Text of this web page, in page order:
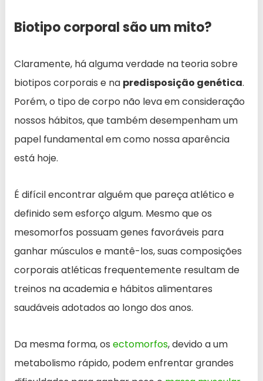
Biotipo corporal são um mito?
Claramente, há alguma verdade na teoria sobre
biotipos corporais e na predisposição genética.
Porém, o tipo de corpo não leva em consideração
nossos hábitos, que também desempenham um
papel fundamental em como nossa aparência
está hoje.
É difícil encontrar alguém que pareça atlético e
definido sem esforço algum. Mesmo que os
mesomorfos possuam genes favoráveis para
ganhar músculos e mantê-los, suas composições
corporais atléticas frequentemente resultam de
treinos na academia e hábitos alimentares
saudáveis adotados ao longo dos anos.
Da mesma forma, os ectomorfos, devido a um
metabolismo rápido, podem enfrentar grandes